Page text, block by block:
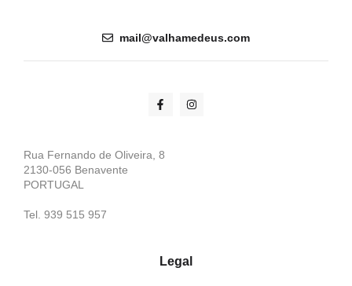
mail@valhamedeus.com
Rua Fernando de Oliveira, 8
2130-056 Benavente
PORTUGAL
Tel. 939 515 957
Legal